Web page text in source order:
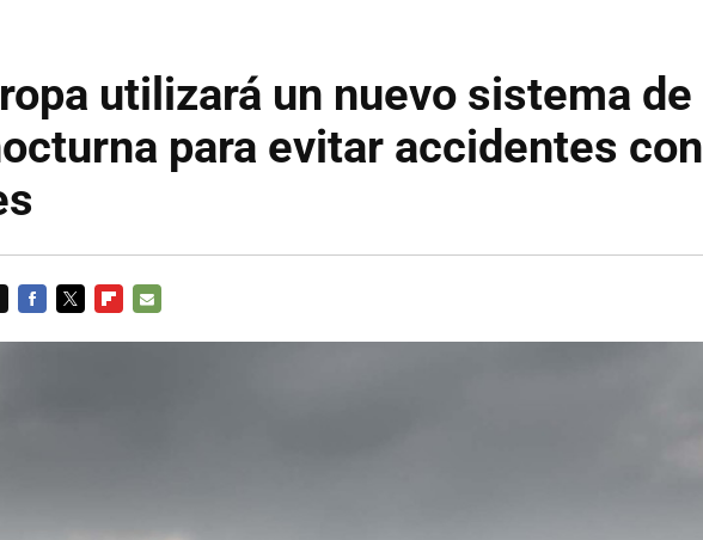
utilizará un nuevo sistema de
para evitar accidentes con